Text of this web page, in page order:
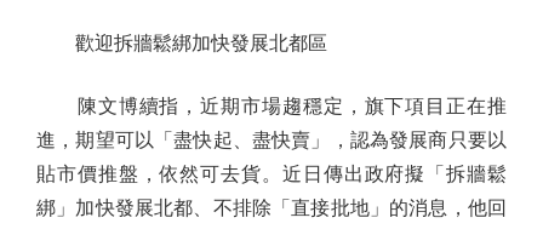
歡迎拆牆鬆綁加快發展北都區
陳文博續指，近期市場趨穩定，旗下項目正在推
進，期望可以「盡快起、盡快賣」，認為發展商只要以
貼市價推盤，依然可去貨。近日傳出政府擬「拆牆鬆
綁」加快發展北都、不排除「直接批地」的消息，他回